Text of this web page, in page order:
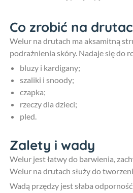
Co zrobić na
Welur na drutach ma aksamitną
podrażnienia skóry. Nadaje się do
bluzy i kardigany;
szaliki i snoody;
czapka;
rzeczy dla dzieci;
pled.
Zalety i wady
Welur jest łatwy do barwienia,
Welur na drutach służy do
Wadą przędzy jest słaba